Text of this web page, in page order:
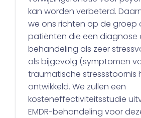
kan worden verbeterd.
we ons richten op de groep
patiënten die een diagnose
behandeling als zeer
als bijgevolg (symptomen
traumatische stressstoornis
ontwikkeld. We zullen een
kosteneffectiviteitsstudie
EMDR-behandeling voor